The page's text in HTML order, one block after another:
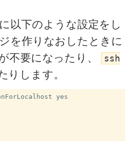
に以下のような設定をし
を作りなおしたときに
不要になったり、 ssh
りします。
yes